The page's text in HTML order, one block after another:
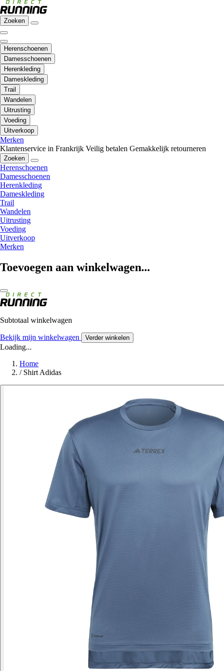
Zoeken
Herenschoenen
Damesschoenen
Herenkleding
Dameskleding
Trail
Wandelen
Uitrusting
Voeding
Uitverkoop
Merken
Klantenservice in Frankrijk Veilig betalen Gemakkelijk retourneren
Zoeken
Herenschoenen
Damesschoenen
Herenkleding
Dameskleding
Trail
Wandelen
Uitrusting
Voeding
Uitverkoop
Merken
Toevoegen aan winkelwagen...
Subtotaal winkelwagen
Bekijk mijn winkelwagen Verder winkelen
Loading...
Home
/ Shirt Adidas